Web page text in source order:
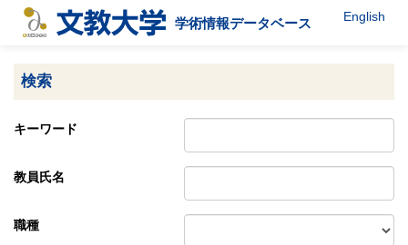
学術情報データベース English
検索
キーワード
教員氏名
職種